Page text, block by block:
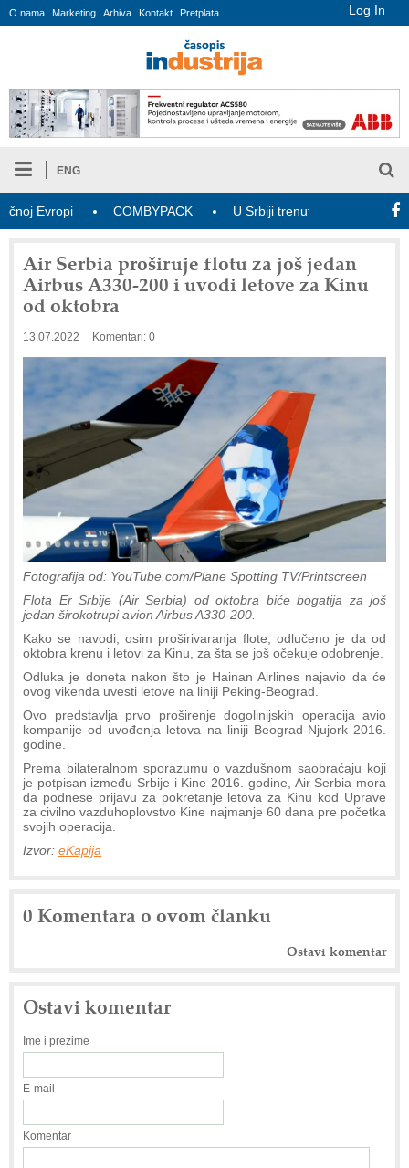
Log In
O nama Marketing Arhiva Kontakt Pretplata
ENG
Evropi COMBYPACK U Srbiji trenutno aktivne 2.354 5G
Air Serbia proširuje flotu za još jedan
Airbus A330-200 i uvodi letove za Kinu
od oktobra
13.07.2022 Komentari: 0
Fotografija od: YouTube.com/Plane Spotting TV/Printscreen
Flota Er Srbije (Air Serbia) od oktobra biće bogatija za još
jedan širokotrupi avion Airbus A330-200.
Kako se navodi, osim proširivaranja flote, odlučeno je da od
oktobra krenu i letovi za Kinu, za šta se još očekuje odobrenje.
Odluka je doneta nakon što je Hainan Airlines najavio da će
ovog vikenda uvesti letove na liniji Peking-Beograd.
Ovo predstavlja prvo proširenje dogolinijskih operacija avio
kompanije od uvođenja letova na liniji Beograd-Njujork 2016.
godine.
Prema bilateralnom sporazumu o vazdušnom saobraćaju koji
je potpisan između Srbije i Kine 2016. godine, Air Serbia mora
da podnese prijavu za pokretanje letova za Kinu kod Uprave
za civilno vazduhoplovstvo Kine najmanje 60 dana pre početka
svojih operacija.
Izvor: eKapija
0 Komentara o ovom članku
Ostavi komentar
Ostavi komentar
Ime i prezime
E-mail
Komentar